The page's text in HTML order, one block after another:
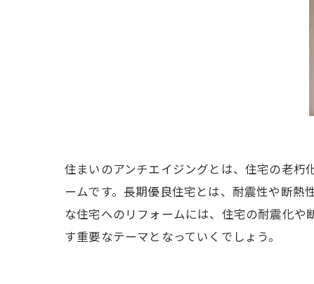
住まいのアンチエイジングとは、住宅の老朽
ームです。長期優良住宅とは、耐震性や断
な住宅へのリフォームには、住宅の耐震化
す重要なテーマとなっていくでしょう。